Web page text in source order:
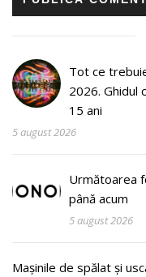
Tot ce
2026. Ghidul
15 ani
5 august 2026
Următoarea
până acum
5 august 2026
Mașinile de spălat și